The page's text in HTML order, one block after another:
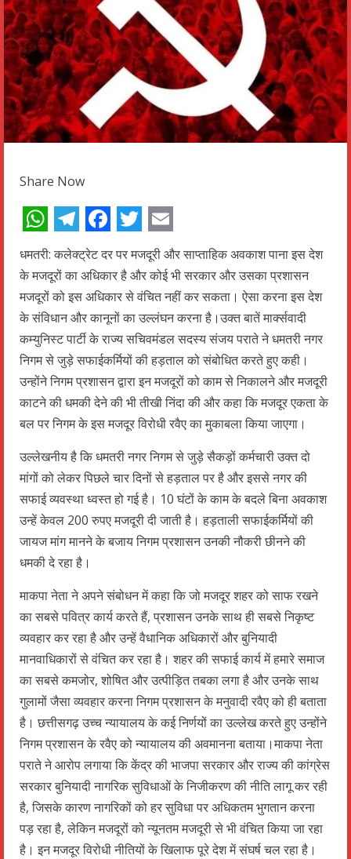
Share Now
WhatsApp
Telegram
Facebook
Twitter
Email
धमतरी: कलेक्ट्रेट दर पर मजदूरी और साप्ताहिक अवकाश पाना इस देश
के मजदूरों का अधिकार है और कोई भी सरकार और उसका प्रशासन
मजदूरों को इस अधिकार से वंचित नहीं कर सकता। ऐसा करना इस देश
के संविधान और कानूनों का उल्लंघन करना है।उक्त बातें मार्क्सवादी
कम्युनिस्ट पार्टी के राज्य सचिवमंडल सदस्य संजय पराते ने धमतरी नगर
निगम से जुड़े सफाईकर्मियों की हड़ताल को संबोधित करते हुए कही।
उन्होंने निगम प्रशासन द्वारा इन मजदूरों को काम से निकालने और मजदूरी
काटने की धमकी देने की भी तीखी निंदा की और कहा कि मजदूर एकता के
बल पर निगम के इस मजदूर विरोधी रवैए का मुकाबला किया जाएगा।
उल्लेखनीय है कि धमतरी नगर निगम से जुड़े सैकड़ों कर्मचारी उक्त दो
मांगों को लेकर पिछले चार दिनों से हड़ताल पर है और इससे नगर की
सफाई व्यवस्था ध्वस्त हो गई है। 10 घंटों के काम के बदले बिना अवकाश
उन्हें केवल 200 रुपए मजदूरी दी जाती है। हड़ताली सफाईकर्मियों की
जायज मांग मानने के बजाय निगम प्रशासन उनकी नौकरी छीनने की
धमकी दे रहा है।
माकपा नेता ने अपने संबोधन में कहा कि जो मजदूर शहर को साफ रखने
का सबसे पवित्र कार्य करते हैं, प्रशासन उनके साथ ही सबसे निकृष्ट
व्यवहार कर रहा है और उन्हें वैधानिक अधिकारों और बुनियादी
मानवाधिकारों से वंचित कर रहा है। शहर की सफाई कार्य में हमारे समाज
का सबसे कमजोर, शोषित और उत्पीड़ित तबका लगा है और उनके साथ
गुलामों जैसा व्यवहार करना निगम प्रशासन के मनुवादी रवैए को ही बताता
है। छत्तीसगढ़ उच्च न्यायालय के कई निर्णयों का उल्लेख करते हुए उन्होंने
निगम प्रशासन के रवैए को न्यायालय की अवमानना बताया।माकपा नेता
पराते ने आरोप लगाया कि केंद्र की भाजपा सरकार और राज्य की कांग्रेस
सरकार बुनियादी नागरिक सुविधाओं के निजीकरण की नीति लागू कर रही
है, जिसके कारण नागरिकों को हर सुविधा पर अधिकतम भुगतान करना
पड़ रहा है, लेकिन मजदूरों को न्यूनतम मजदूरी से भी वंचित किया जा रहा
है। इन मजदूर विरोधी नीतियों के खिलाफ पूरे देश में संघर्ष चल रहा है।